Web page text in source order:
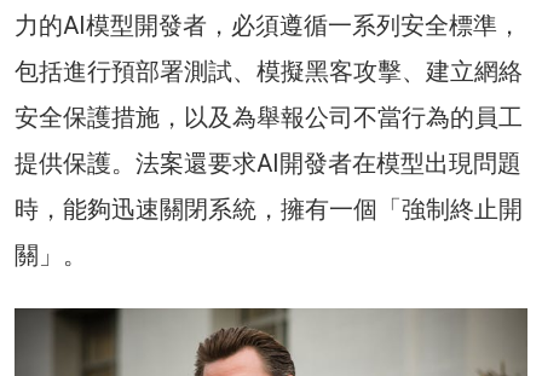
力的AI模型開發者，必須遵循一系列安全標準，
包括進行預部署測試、模擬黑客攻擊、建立網絡
安全保護措施，以及為舉報公司不當行為的員工
提供保護。法案還要求AI開發者在模型出現問題
時，能夠迅速關閉系統，擁有一個「強制終止開
關」。